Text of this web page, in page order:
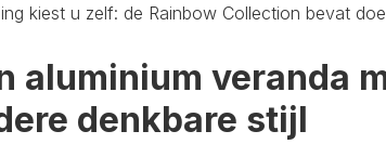
kiest u zelf: de Rainbow Collection bevat
aluminium veranda
denkbare stijl